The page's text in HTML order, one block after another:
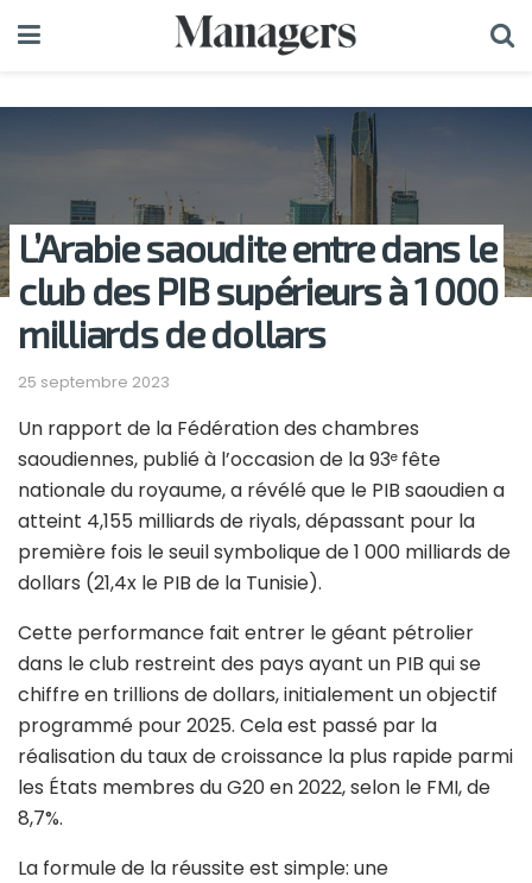
L’Arabie saoudite entre dans le
club des PIB supérieurs à 1 000
milliards de dollars
25 septembre 2023
Un rapport de la Fédération des chambres
saoudiennes, publié à l’occasion de la 93e fête
nationale du royaume, a révélé que le PIB saoudien a
atteint 4,155 milliards de riyals, dépassant pour la
première fois le seuil symbolique de 1 000 milliards de
dollars (21,4x le PIB de la Tunisie).
Cette performance fait entrer le géant pétrolier
dans le club restreint des pays ayant un PIB qui se
chiffre en trillions de dollars, initialement un objectif
programmé pour 2025. Cela est passé par la
réalisation du taux de croissance la plus rapide parmi
les États membres du G20 en 2022, selon le FMI, de
8,7%.
La formule de la réussite est simple: une